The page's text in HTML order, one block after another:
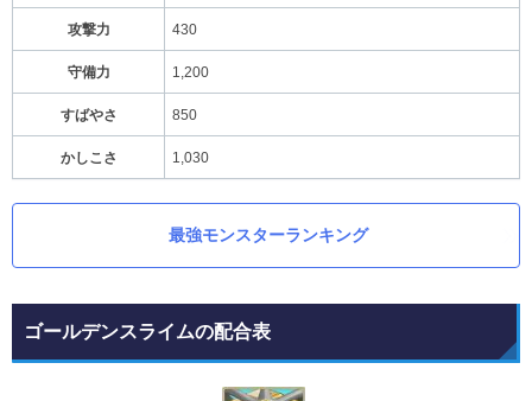
攻撃力 430
守備力 1,200
すばやさ 850
かしこさ 1,030
最強モンスターランキング
ゴールデンスライムの配合表